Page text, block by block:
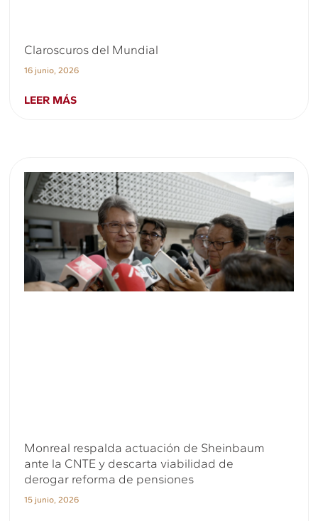
Claroscuros del Mundial
16 junio, 2026
LEER MÁS
Monreal respalda actuación de Sheinbaum
ante la CNTE y descarta viabilidad de
derogar reforma de pensiones
15 junio, 2026